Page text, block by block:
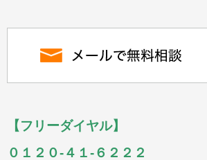
【フリーダイヤル】
０１２０-４１-６２２２